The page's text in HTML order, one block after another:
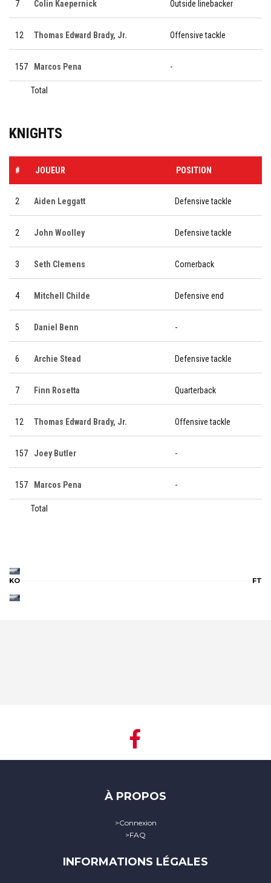
7 Colin Kaepernick Outside linebacker
12 Thomas Edward Brady, Jr. Offensive tackle
157 Marcos Pena -
Total
KNIGHTS
# JOUEUR POSITION
2 Aiden Leggatt Defensive tackle
2 John Woolley Defensive tackle
3 Seth Clemens Cornerback
4 Mitchell Childe Defensive end
5 Daniel Benn -
6 Archie Stead Defensive tackle
7 Finn Rosetta Quarterback
12 Thomas Edward Brady, Jr. Offensive tackle
157 Joey Butler -
157 Marcos Pena -
Total
KO FT
À PROPOS
>Connexion
>FAQ
INFORMATIONS LÉGALES